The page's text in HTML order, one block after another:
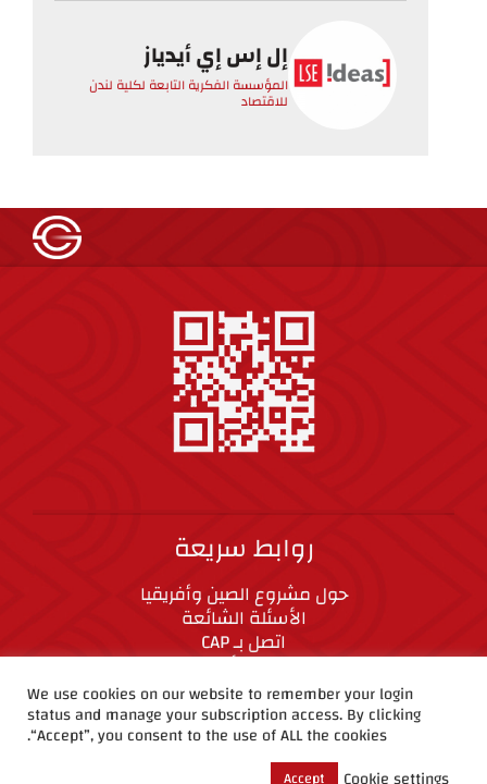
إل إس إي أيدياز
المؤسسة الفكرية التابعة لكلية لندن
للاقتصاد
روابط سريعة
حول مشروع الصين وأفريقيا
الأسئلة الشائعة
اتصل بـ CAP
المعايير الأخلاقية
We use cookies on our website to remember your login
status and manage your subscription access. By clicking
“Accept”, you consent to the use of ALL the cookies.
Accept